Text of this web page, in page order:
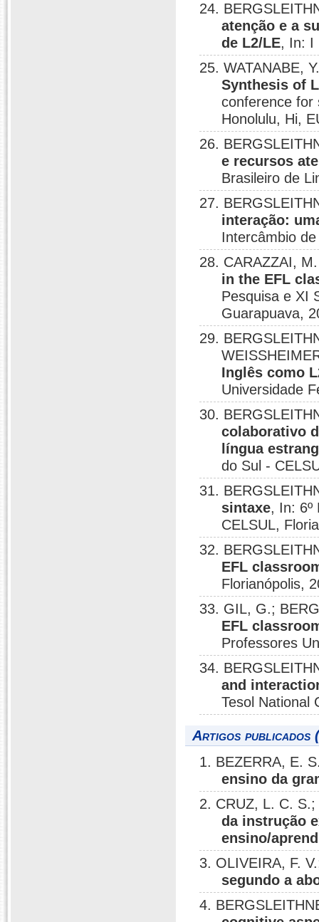
24.
atenção e a
de L2/LE, In: I
25. WATANABE,
Synthesis of
conference for
Honolulu, Hi,
26.
e recursos
Brasileiro de
27.
interação:
Intercâmbio
28. CARAZZAI,
in the EFL
Pesquisa e XI
Guarapuava,
29.
Inglês como
Universidade
30.
colaborativo
língua
do Sul -
31.
sintaxe, In: 6º
CELSUL,
32.
EFL
Florianópolis,
33. GIL, G.;
EFL
Professores
34.
and
Tesol National
Artigos publicados
1. BEZERRA, E.
ensino da
2. CRUZ, L. C.
da instrução
ensino/
3. OLIVEIRA, F.
segundo a
4.